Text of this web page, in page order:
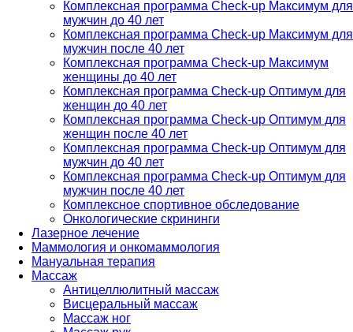
Комплексная программа Check-up Максимум для
мужчин до 40 лет
Комплексная программа Check-up Максимум для
мужчин после 40 лет
Комплексная программа Check-up Максимум
женщины до 40 лет
Комплексная программа Check-up Оптимум для
женщин до 40 лет
Комплексная программа Check-up Оптимум для
женщин после 40 лет
Комплексная программа Check-up Оптимум для
мужчин до 40 лет
Комплексная программа Check-up Оптимум для
мужчин после 40 лет
Комплексное спортивное обследование
Онкологические скрининги
Лазерное лечение
Маммология и онкомаммология
Мануальная терапия
Массаж
Антицеллюлитный массаж
Висцеральный массаж
Массаж ног